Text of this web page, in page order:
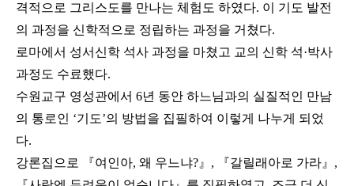
격적으로 그리스도를 만나는 체험도 하였다. 이 기도 발전
의 과정을 신학적으로 정립하는 과정을 거쳤다.
로마에서 성서신학 석사 과정을 마쳤고 교의 신학 석·박사
과정도 수료했다.
수원교구 영성관에서 6년 동안 하느님과의 실질적인 만남
의 통로인 ‘기도’의 방법을 집필하여 이렇게 나누게 되었
다.
강론집으로 『여인아, 왜 우느냐?』, 『갈릴래아로 가라』,